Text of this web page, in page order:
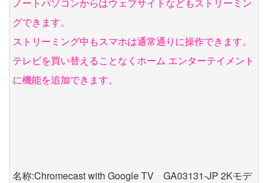
グできます。
ストリーミング中もスマホは通常通りに操作できます。
テレビを買い替えることなくホーム エンターテイメント
に機能を追加できます。
名称:Chromecast with Google TV GA03131-JP 2Kモデ